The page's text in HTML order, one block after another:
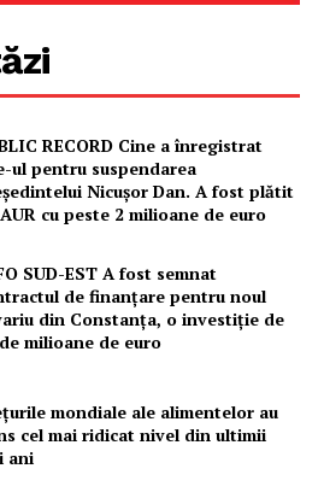
RECORD Cine a înregistrat
ul pentru suspendarea
Nicușor Dan. A fost plătit
cu peste 2 milioane de euro
SUD-EST A fost semnat
de finanțare pentru noul
din Constanța, o investiție de
milioane de euro
mondiale ale alimentelor au
cel mai ridicat nivel din ultimii
ani